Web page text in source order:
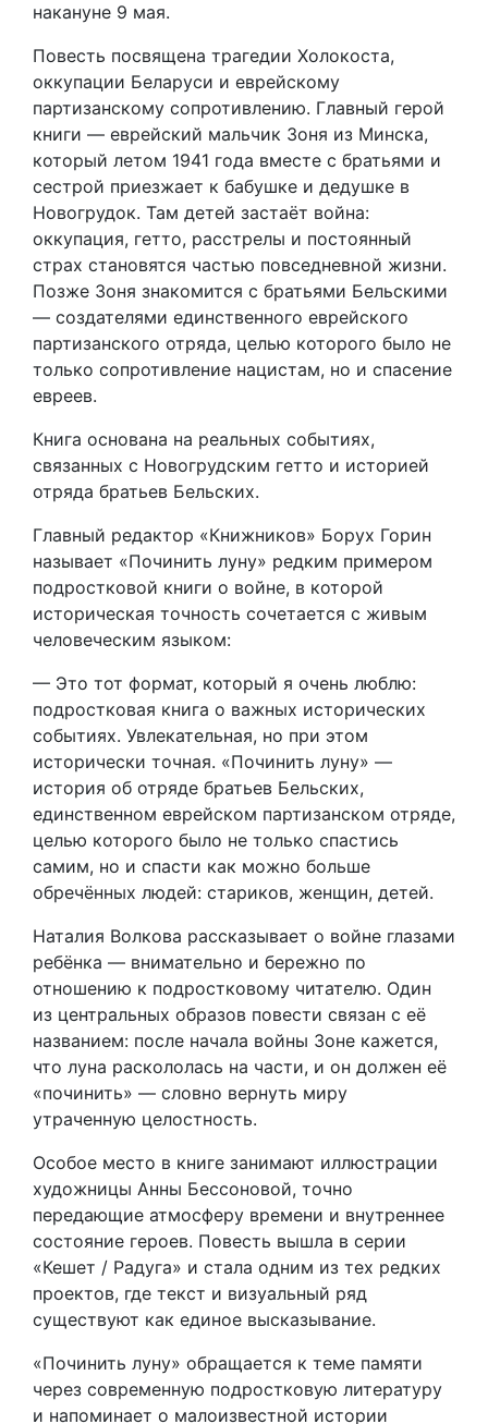
накануне 9 мая.
Повесть посвящена трагедии Холокоста,
оккупации Беларуси и еврейскому
партизанскому сопротивлению. Главный герой
книги — еврейский мальчик Зоня из Минска,
который летом 1941 года вместе с братьями и
сестрой приезжает к бабушке и дедушке в
Новогрудок. Там детей застаёт война:
оккупация, гетто, расстрелы и постоянный
страх становятся частью повседневной жизни.
Позже Зоня знакомится с братьями Бельскими
— создателями единственного еврейского
партизанского отряда, целью которого было не
только сопротивление нацистам, но и спасение
евреев.
Книга основана на реальных событиях,
связанных с Новогрудским гетто и историей
отряда братьев Бельских.
Главный редактор «Книжников» Борух Горин
называет «Починить луну» редким примером
подростковой книги о войне, в которой
историческая точность сочетается с живым
человеческим языком:
— Это тот формат, который я очень люблю:
подростковая книга о важных исторических
событиях. Увлекательная, но при этом
исторически точная. «Починить луну» —
история об отряде братьев Бельских,
единственном еврейском партизанском отряде,
целью которого было не только спастись
самим, но и спасти как можно больше
обречённых людей: стариков, женщин, детей.
Наталия Волкова рассказывает о войне глазами
ребёнка — внимательно и бережно по
отношению к подростковому читателю. Один
из центральных образов повести связан с её
названием: после начала войны Зоне кажется,
что луна раскололась на части, и он должен её
«починить» — словно вернуть миру
утраченную целостность.
Особое место в книге занимают иллюстрации
художницы Анны Бессоновой, точно
передающие атмосферу времени и внутреннее
состояние героев. Повесть вышла в серии
«Кешет / Радуга» и стала одним из тех редких
проектов, где текст и визуальный ряд
существуют как единое высказывание.
«Починить луну» обращается к теме памяти
через современную подростковую литературу
и напоминает о малоизвестной истории